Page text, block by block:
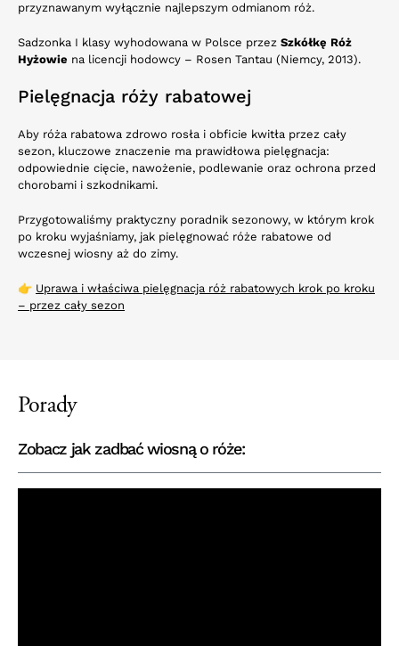
przyznawanym wyłącznie najlepszym odmianom róż.
Sadzonka I klasy wyhodowana w Polsce przez Szkółkę Róż
Hyżowie na licencji hodowcy – Rosen Tantau (Niemcy, 2013).
Pielęgnacja róży rabatowej
Aby róża rabatowa zdrowo rosła i obficie kwitła przez cały
sezon, kluczowe znaczenie ma prawidłowa pielęgnacja:
odpowiednie cięcie, nawożenie, podlewanie oraz ochrona przed
chorobami i szkodnikami.
Przygotowaliśmy praktyczny poradnik sezonowy, w którym krok
po kroku wyjaśniamy, jak pielęgnować róże rabatowe od
wczesnej wiosny aż do zimy.
👉 Uprawa i właściwa pielęgnacja róż rabatowych krok po kroku
– przez cały sezon
Porady
Zobacz jak zadbać wiosną o róże: